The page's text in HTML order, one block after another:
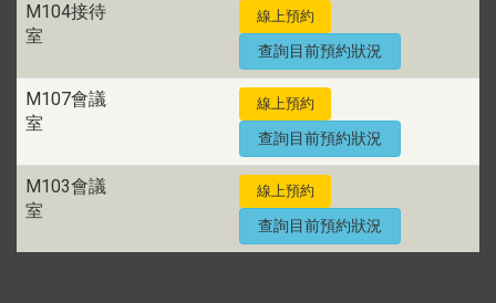
M104接待
室
線上預約
查詢目前預約狀況
M107會議
室
線上預約
查詢目前預約狀況
M103會議
室
線上預約
查詢目前預約狀況